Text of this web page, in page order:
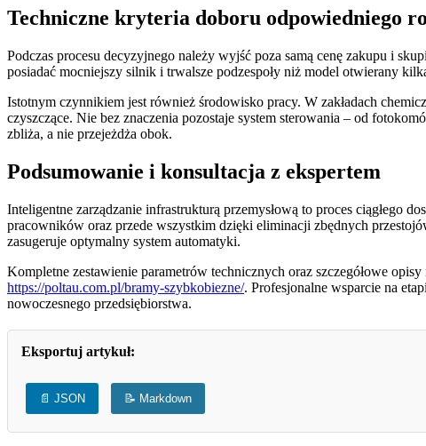
Techniczne kryteria doboru odpowiedniego
Podczas procesu decyzyjnego należy wyjść poza samą cenę zakupu i
posiadać mocniejszy silnik i trwalsze podzespoły niż model otwierany
Istotnym czynnikiem jest również środowisko pracy. W zakładach
czyszczące. Nie bez znaczenia pozostaje system sterowania – od
zbliża, a nie przejeżdża obok.
Podsumowanie i konsultacja z ekspertem
Inteligentne zarządzanie infrastrukturą przemysłową to proces ciągłego
pracowników oraz przede wszystkim dzięki eliminacji zbędnych
zasugeruje optymalny system automatyki.
Kompletne zestawienie parametrów technicznych oraz szczegółowe
https://poltau.com.pl/bramy-szybkobiezne/. Profesjonalne wsparcie na
nowoczesnego przedsiębiorstwa.
Eksportuj artykuł:
📄 JSON 📝 Markdown